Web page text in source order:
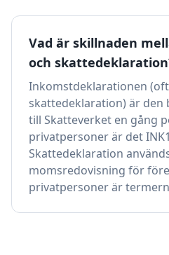
Vad är skillnaden
och
Inkomstdeklarationen
skattedeklaration) är den
till Skatteverket en gång
privatpersoner är det
Skattedeklaration
momsredovisning för
privatpersoner är